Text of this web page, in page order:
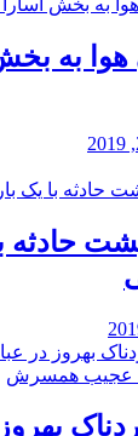
هوا به
حادثه